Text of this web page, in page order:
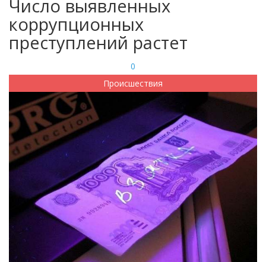
Число выявленных
коррупционных
преступлений растет
0
Происшествия